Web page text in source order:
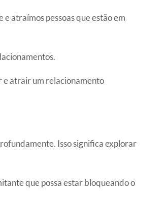
atraímos pessoas que estão em
e atrair um relacionamento
Isso significa explorar
que possa estar bloqueando o